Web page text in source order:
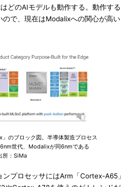
どのAIモデルも動作する。動作する
ので、現在はModalixへの関心が高い
」のブロック図。半導体製造プロセス
世代、Modalixが同6nmである
所：SiMa
プロセッサにはArm「Cortex-A65」